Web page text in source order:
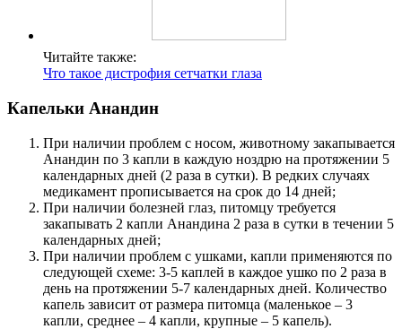
Читайте также:
Что такое дистрофия сетчатки глаза
Капельки Анандин
При наличии проблем с носом, животному закапывается
Анандин по 3 капли в каждую ноздрю на протяжении 5
календарных дней (2 раза в сутки). В редких случаях
медикамент прописывается на срок до 14 дней;
При наличии болезней глаз, питомцу требуется
закапывать 2 капли Анандина 2 раза в сутки в течении 5
календарных дней;
При наличии проблем с ушками, капли применяются по
следующей схеме: 3-5 каплей в каждое ушко по 2 раза в
день на протяжении 5-7 календарных дней. Количество
капель зависит от размера питомца (маленькое – 3
капли, среднее – 4 капли, крупные – 5 капель).